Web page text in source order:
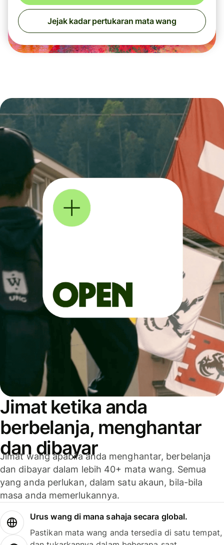
Jejak kadar pertukaran mata wang
Jimat ketika anda
berbelanja, menghantar
dan dibayar
Jimat wang apabila anda menghantar, berbelanja
dan dibayar dalam lebih 40+ mata wang. Semua
yang anda perlukan, dalam satu akaun, bila-bila
masa anda memerlukannya.
Urus wang di mana sahaja secara global.
Pastikan mata wang anda tersedia di satu tempat,